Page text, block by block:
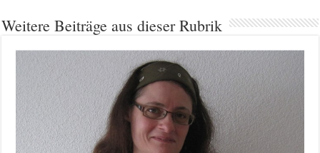
Weitere Beiträge aus dieser Rubrik